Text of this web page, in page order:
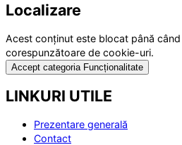
Localizare
Acest conținut este blocat până
corespunzătoare de cookie-uri.
Accept categoria Funcționalitate
LINKURI UTILE
Prezentare generală
Contact